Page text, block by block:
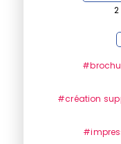
2
#création